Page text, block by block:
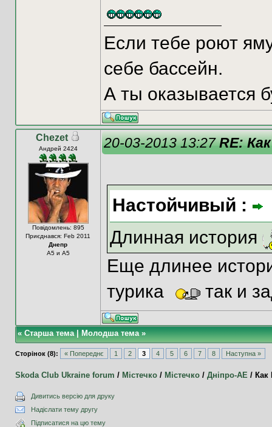
Если тебе роют
себе бассейн.
А ты оказывается
Chezet
Андрей 2424
Повідомлень: 895
Приєднався: Feb 2011
Днепр
А5 и A5
20-03-2013 13:27RE:
Настойчивый :
Длинная история
Еще длинее
турика
так и
«Старша тема|Молодша тема»
Сторінок (8): « Попереднє 1 2 3 4 5 6 7 8 Наступна »
Skoda Club Ukraine forum / Містечко/ Містечко/ Дніпро-АЕ / Как
Дивитись версію для друку
Надіслати тему другу
Підписатися на цю тему